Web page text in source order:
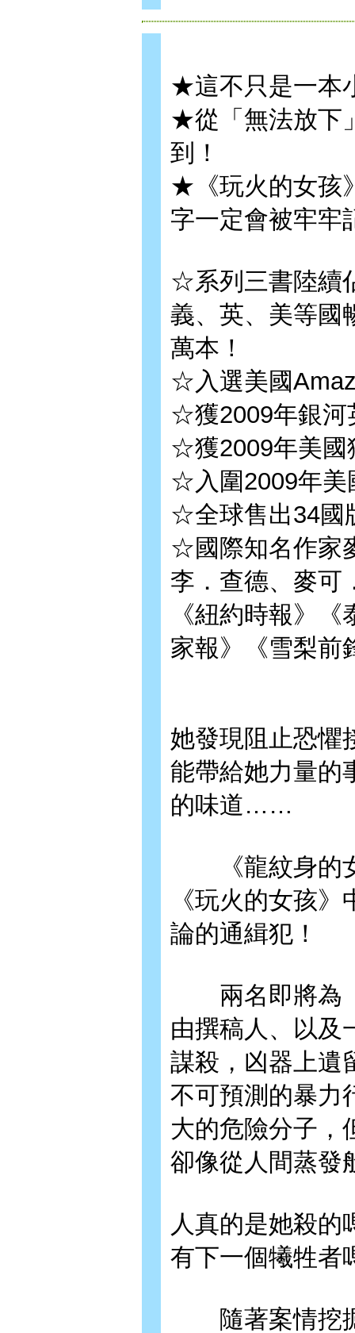
★這不只是一本
★從「無法放下
到！
★《玩火的女孩
字一定會被牢牢
☆系列三書陸續
義、英、美等國
萬本！
☆入選美國
☆獲2009年銀河
☆獲2009年美國
☆入圍2009年美
☆全球售出34國
☆國際知名作家
李．查德、麥可
《紐約時報》
家報》《雪梨前
她發現阻止恐懼
能帶給她力量的
的味道……
《龍紋身的女
《玩火的女孩
論的通緝犯！
兩名即將為《
由撰稿人、以及
謀殺，凶器上遺
不可預測的暴力
大的危險分子，
卻像從人間蒸發
人真的是她殺的
有下一個犧牲者
隨著案情挖掘